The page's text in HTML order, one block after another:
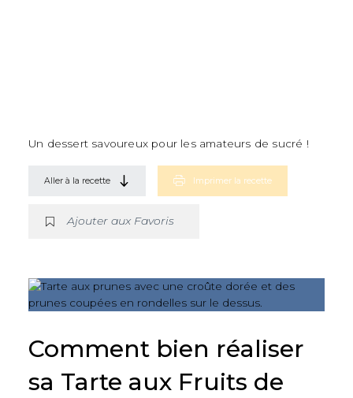
Un dessert savoureux pour les amateurs de sucré !
Aller à la recette Imprimer la recette
Ajouter aux Favoris
Comment bien réaliser
sa Tarte aux Fruits de